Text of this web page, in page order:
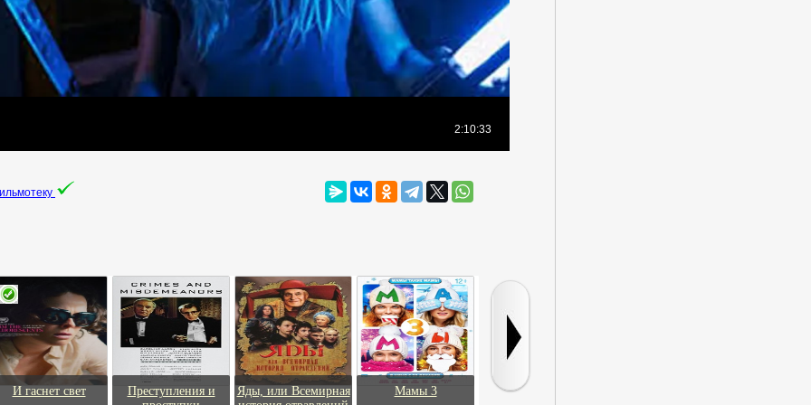
И гаснет свет
Преступления и
Яды, или Всемирная
Мамы 3 Маленькие трагедии